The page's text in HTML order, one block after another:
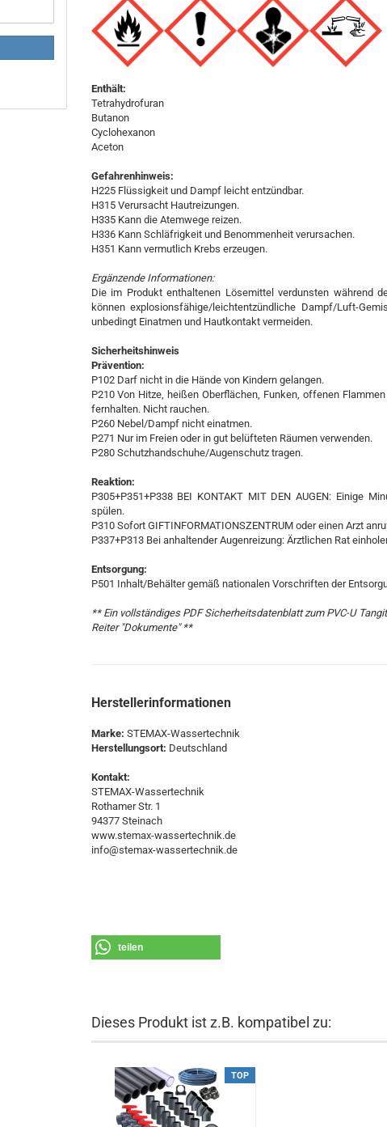
Enthält:
Tetrahydrofuran
Butanon
Cyclohexanon
Aceton
Gefahrenhinweis:
H225 Flüssigkeit und Dampf leicht entzündbar.
H315 Verursacht Hautreizungen.
H335 Kann die Atemwege reizen.
H336 Kann Schläfrigkeit und Benommenheit verursachen.
H351 Kann vermutlich Krebs erzeugen.
Ergänzende Informationen:
Die im Produkt enthaltenen Lösemittel verdunsten während
können explosionsfähige/leichtentzündliche Dampf/Luft-
unbedingt Einatmen und Hautkontakt vermeiden.
Sicherheitshinweis
Prävention:
P102 Darf nicht in die Hände von Kindern gelangen.
P210 Von Hitze, heißen Oberflächen, Funken, offenen
fernhalten. Nicht rauchen.
P260 Nebel/Dampf nicht einatmen.
P271 Nur im Freien oder in gut belüfteten Räumen verwenden.
P280 Schutzhandschuhe/Augenschutz tragen.
Reaktion:
P305+P351+P338 BEI KONTAKT MIT DEN AUGEN: Einige
spülen.
P310 Sofort GIFTINFORMATIONSZENTRUM oder einen Arzt
P337+P313 Bei anhaltender Augenreizung: Ärztlichen Rat
Entsorgung:
P501 Inhalt/Behälter gemäß nationalen Vorschriften der
** Ein vollständiges PDF Sicherheitsdatenblatt zum PVC-U
Reiter "Dokumente" **
Herstellerinformationen
Marke: STEMAX-Wassertechnik
Herstellungsort: Deutschland
Kontakt:
STEMAX-Wassertechnik
Rothamer Str. 1
94377 Steinach
www.stemax-wassertechnik.de
info@stemax-wassertechnik.de
teilen
Dieses Produkt ist z.B. kompatibel zu:
TOP